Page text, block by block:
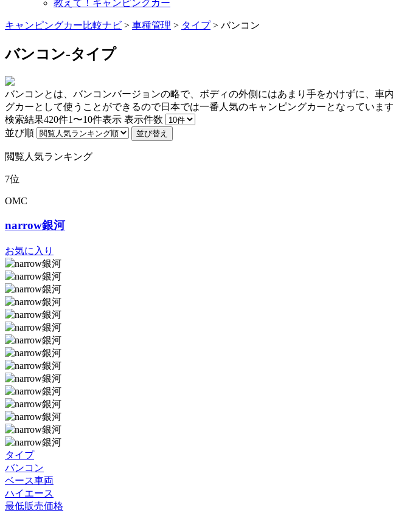
教えて！キャンピングカー
キャンピングカー比較ナビ > 車種管理 > タイプ> バンコン
バンコン-タイプ
バンコンとは、バンコンバージョンの略で、ボディの外側にはあまり手をかけずに、
グカーとして使うことができるので日本では一番人気のキャンピングカーとなっています
検索結果420件1〜10件表示 表示件数
並び順
並び替え
閲覧人気ランキング
7位
OMC
narrow銀河
お気に入り
タイプ
バンコン
ベース車両
ハイエース
最低販売価格